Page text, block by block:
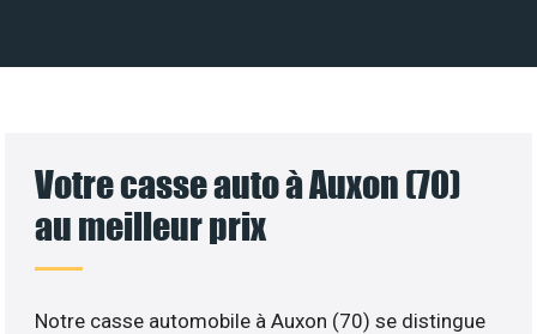
Votre casse auto à Auxon (70)
au meilleur prix
Notre casse automobile à Auxon (70) se distingue